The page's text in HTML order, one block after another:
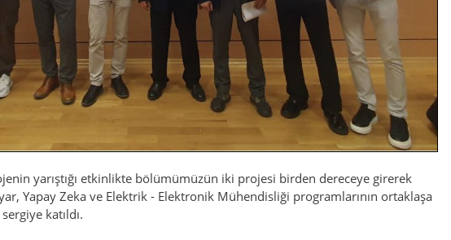
yarıştığı etkinlikte bölümümüzün iki projesi birden dereceye girerek
Yapay Zeka ve Elektrik - Elektronik Mühendisliği programlarının ortaklaşa
katıldı.